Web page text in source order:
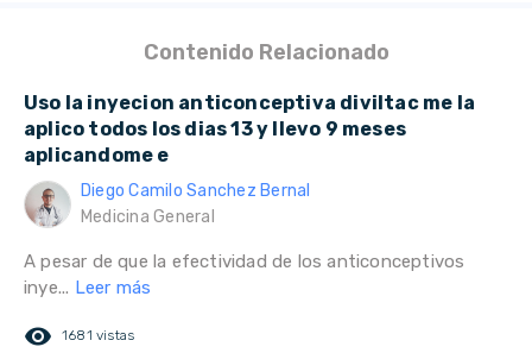
Contenido Relacionado
Uso la inyecion anticonceptiva diviltac me la
aplico todos los dias 13 y llevo 9 meses
aplicandome e
Diego Camilo Sanchez Bernal
Medicina General
A pesar de que la efectividad de los anticonceptivos
inye... Leer más
remove_red_eye 1681 vistas